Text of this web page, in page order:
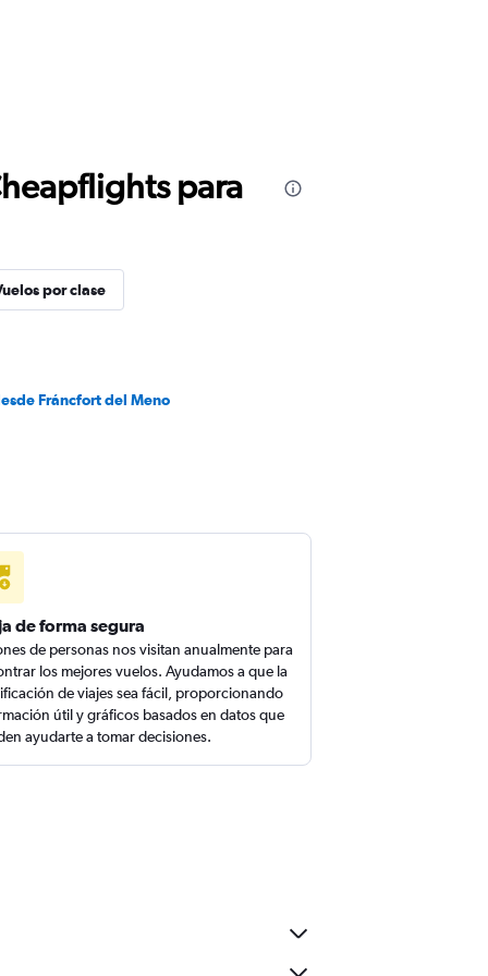
para
por clase
Fráncfort del Meno
de forma segura
de personas nos visitan anualmente para
los mejores vuelos. Ayudamos a que la
de viajes sea fácil, proporcionando
útil y gráficos basados en datos que
ayudarte a tomar decisiones.